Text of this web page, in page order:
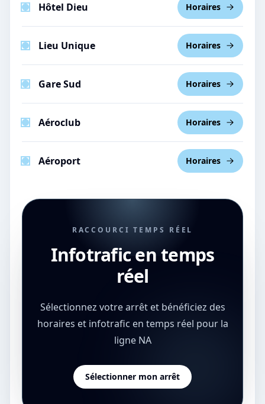
Hôtel Dieu Horaires
Lieu Unique Horaires
Gare Sud Horaires
Aéroclub Horaires
Aéroport Horaires
RACCOURCI TEMPS RÉEL
Infotrafic en temps
réel
Sélectionnez votre arrêt et bénéficiez des
horaires et infotrafic en temps réel pour la
ligne NA
Sélectionner mon arrêt